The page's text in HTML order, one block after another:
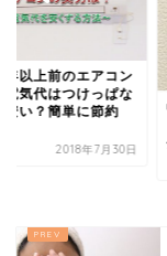
年以上前のエアコン
電気代はつけっぱな
安い？簡単に節約
2018年7月30日